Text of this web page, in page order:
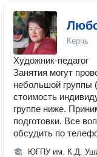
Керчь
Художник-педагог
Занятия могут
небольшой группы
стоимость
группе ниже.
подготовки. Все
обсудить по
ЮГПУ им. К.Д.